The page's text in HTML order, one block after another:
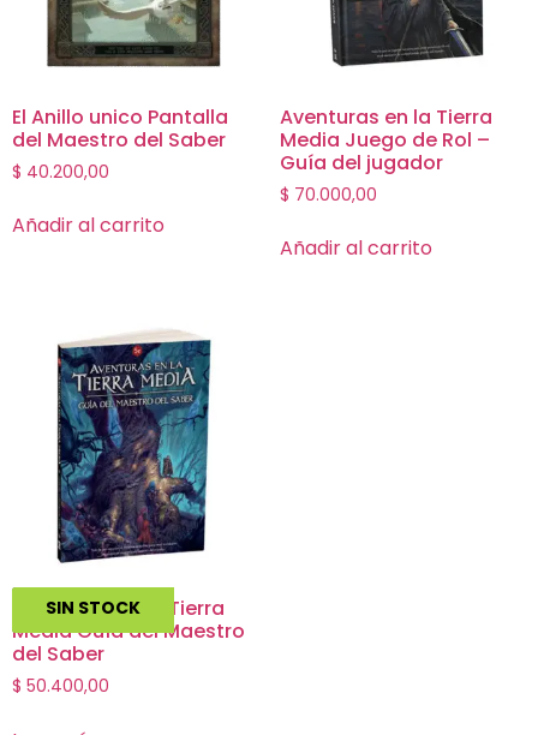
El Anillo unico Pantalla
del Maestro del Saber
$ 40.200,00
Añadir al carrito
Aventuras en la Tierra
Media Juego de Rol –
Guía del jugador
$ 70.000,00
Añadir al carrito
SIN STOCK
Aventuras en la Tierra
Media Guía del Maestro
del Saber
$ 50.400,00